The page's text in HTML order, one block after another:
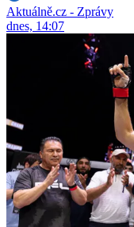
Aktuálně.cz - Zprávy
dnes, 14:07